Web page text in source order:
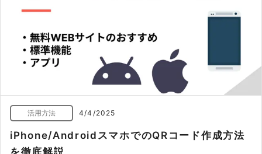
活用方法 4/4/2025
iPhone/AndroidスマホでのQRコード作成方法